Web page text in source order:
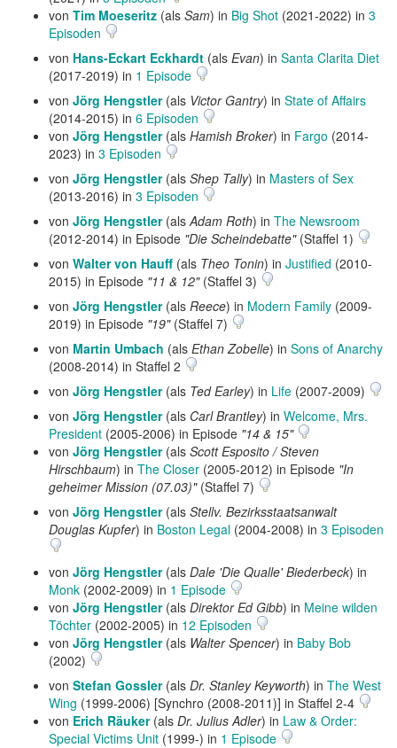
von Tim Moeseritz (als Sam) in Big Shot (2021-2022) in 3
Episoden
von Hans-Eckart Eckhardt (als Evan) in Santa Clarita Diet
(2017-2019) in 1 Episode
von Jörg Hengstler(als Victor Gantry) in State of Affairs
(2014-2015) in 6 Episoden
von Jörg Hengstler(als Hamish Broker) in Fargo (2014-
2023) in 3 Episoden
von Jörg Hengstler(als Shep Tally) in Masters of Sex
(2013-2016) in 3 Episoden
von Jörg Hengstler(alsAdam Roth) in The Newsroom
(2012-2014) in Episode "Die Scheindebatte"(Staffel 1)
von Walter von Hauff (als Theo Tonin) in Justified (2010-
2015) in Episode "11 & 12"(Staffel 3)
von Jörg Hengstler(als Reece) in Modern Family (2009-
2019) in Episode "19"(Staffel 7)
von Martin Umbach (als Ethan Zobelle) in Sons of Anarchy
(2008-2014) in Staffel 2
von Jörg Hengstler(als Ted Earley) in Life (2007-2009)
von Jörg Hengstler(als Carl Brantley) in Welcome, Mrs.
President (2005-2006) in Episode "14 & 15"
von Jörg Hengstler(als Scott Esposito / Steven
Hirschbaum) in The Closer (2005-2012) in Episode "In
geheimer Mission (07.03)"(Staffel 7)
von Jörg Hengstler(als Stellv. Bezirksstaatsanwalt
Douglas Kupfer) in Boston Legal (2004-2008) in 3 Episoden
von Jörg Hengstler(als Dale 'Die Qualle' Biederbeck) in
Monk (2002-2009) in 1 Episode
von Jörg Hengstler(als Direktor Ed Gibb) in Meine wilden
Töchter (2002-2005) in 12 Episoden
von Jörg Hengstler(als Walter Spencer) in Baby Bob
(2002)
von Stefan Gossler(als Dr. Stanley Keyworth) in The West
Wing (1999-2006) [Synchro (2008-2011)] in Staffel 2-4
von Erich Räuker(als Dr. Julius Adler) in Law & Order:
Special Victims Unit (1999-) in 1 Episode